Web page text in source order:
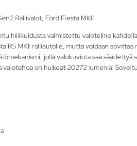
Rallivalot, Ford Fiesta MKII
hiilikuidusta valmistettu valoteline
R5 MKII ralliautolle, mutta voidaan sovittaa
jolla valokuviota saa säädettyä
valotehoa on huikeat 20272 lumenia!